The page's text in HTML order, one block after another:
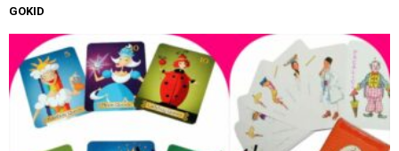
GOKID